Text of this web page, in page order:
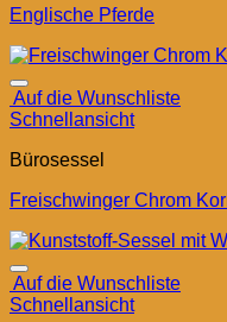
Englische Pferde
Auf die Wunschliste
Schnellansicht
Bürosessel
Freischwinger Chrom
Auf die Wunschliste
Schnellansicht